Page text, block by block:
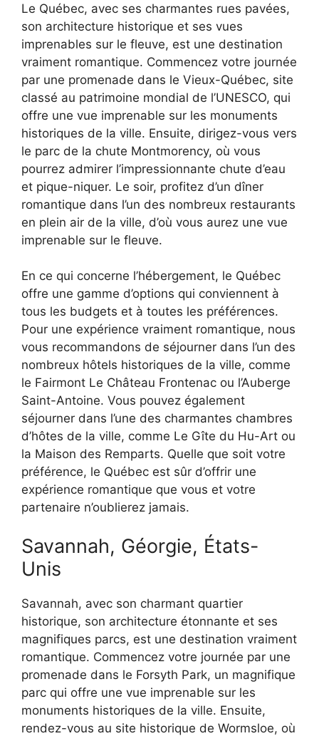
Le Québec, avec ses charmantes rues pavées,
son architecture historique et ses vues
imprenables sur le fleuve, est une destination
vraiment romantique. Commencez votre journée
par une promenade dans le Vieux-Québec, site
classé au patrimoine mondial de l’UNESCO, qui
offre une vue imprenable sur les monuments
historiques de la ville. Ensuite, dirigez-vous vers
le parc de la chute Montmorency, où vous
pourrez admirer l’impressionnante chute d’eau
et pique-niquer. Le soir, profitez d’un dîner
romantique dans l’un des nombreux restaurants
en plein air de la ville, d’où vous aurez une vue
imprenable sur le fleuve.
En ce qui concerne l’hébergement, le Québec
offre une gamme d’options qui conviennent à
tous les budgets et à toutes les préférences.
Pour une expérience vraiment romantique, nous
vous recommandons de séjourner dans l’un des
nombreux hôtels historiques de la ville, comme
le Fairmont Le Château Frontenac ou l’Auberge
Saint-Antoine. Vous pouvez également
séjourner dans l’une des charmantes chambres
d’hôtes de la ville, comme Le Gîte du Hu-Art ou
la Maison des Remparts. Quelle que soit votre
préférence, le Québec est sûr d’offrir une
expérience romantique que vous et votre
partenaire n’oublierez jamais.
Savannah, Géorgie, États-
Unis
Savannah, avec son charmant quartier
historique, son architecture étonnante et ses
magnifiques parcs, est une destination vraiment
romantique. Commencez votre journée par une
promenade dans le Forsyth Park, un magnifique
parc qui offre une vue imprenable sur les
monuments historiques de la ville. Ensuite,
rendez-vous au site historique de Wormsloe, où